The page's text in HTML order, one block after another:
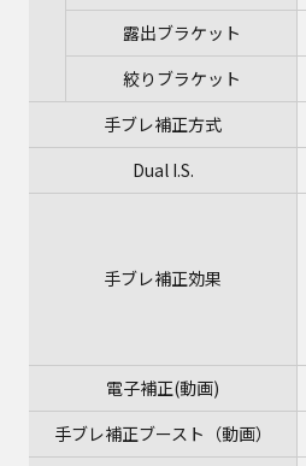
露出ブラケット
絞りブラケット
手ブレ補正方式
Dual I.S.
手ブレ補正効果
電子補正(動画)
手ブレ補正ブースト（動画）